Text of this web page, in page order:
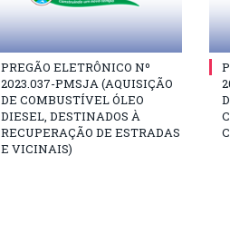
PREGÃO ELETRÔNICO Nº
2023.037-PMSJA (AQUISIÇÃO
DE COMBUSTÍVEL ÓLEO
DIESEL, DESTINADOS À
RECUPERAÇÃO DE ESTRADAS
E VICINAIS)